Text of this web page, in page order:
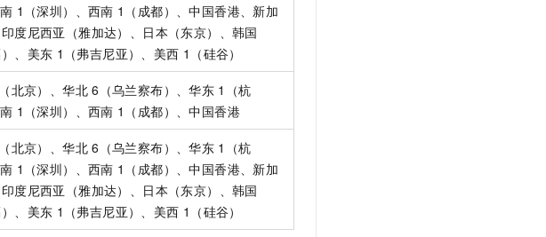
1（深圳）、西南 1（成都）、中国香港、新加
度尼西亚（雅加达）、日本（东京）、韩国
、美东 1（弗吉尼亚）、美西 1（硅谷）
北京）、华北 6（乌兰察布）、华东 1（杭
1（深圳）、西南 1（成都）、中国香港
北京）、华北 6（乌兰察布）、华东 1（杭
1（深圳）、西南 1（成都）、中国香港、新加
度尼西亚（雅加达）、日本（东京）、韩国
、美东 1（弗吉尼亚）、美西 1（硅谷）